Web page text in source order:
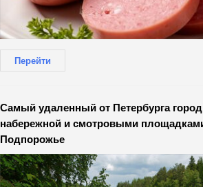
Перейти
Самый удаленный от Петербурга
набережной и смотровыми
Подпорожье